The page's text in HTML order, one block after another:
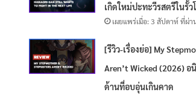
เกิดใหม่ปะทะวีรสตรีในรั้ว
เผยแพร่เมื่อ: 3 สัปดาห์ ที่ผ่า
[รีวิว-เรื่องย่อ] My
Aren’t Wicked (2026) อ
ด้านที่อบอุ่นเกินคาด